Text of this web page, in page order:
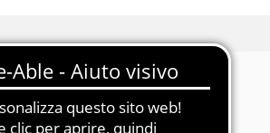
Descrizione